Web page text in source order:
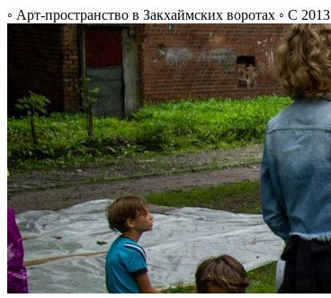
◦ Арт-пространство в Закхаймских воротах ◦ С